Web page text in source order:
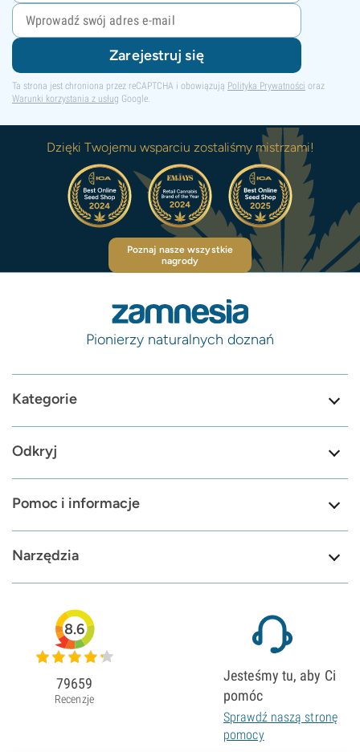
Zarejestruj się
Ta strona jest chroniona przez reCAPTCHA i obowiązują Polityka Prywatności oraz
Warunki korzystania z usług Google.
Dzięki Twojemu wsparciu zostaliśmy mistrzami!
Poznaj nasze wszystkie
nagrody
Pionierzy naturalnych doznań
Kategorie
Odkryj
Pomoc i informacje
Narzędzia
8.6
79659
Recenzje
Jesteśmy tu, aby Ci
pomóc
Sprawdź naszą stronę
pomocy